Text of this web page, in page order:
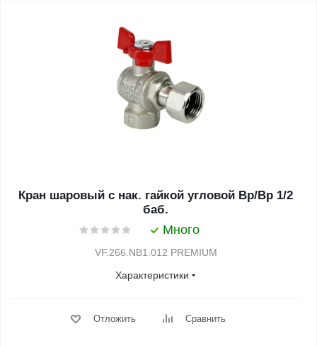
Кран шаровый с нак. гайкой угловой Вр/Вр 1/2
баб.
Много
VF.266.NB1.012 PREMIUM
Характеристики
Отложить Сравнить